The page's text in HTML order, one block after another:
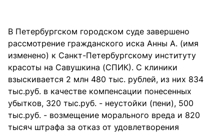
В Петербургском городском суде завершено
рассмотрение гражданского иска Анны А. (имя
изменено) к Санкт-Петербургскому институту
красоты на Савушкина (СПИК). С клиники
взыскивается 2 млн 480 тыс. рублей, из них 834
тыс.руб. в качестве компенсации понесенных
убытков, 320 тыс.руб. - неустойки (пени), 500
тыс.руб. - возмещение морального вреда и 820
тысяч штрафа за отказ от удовлетворения